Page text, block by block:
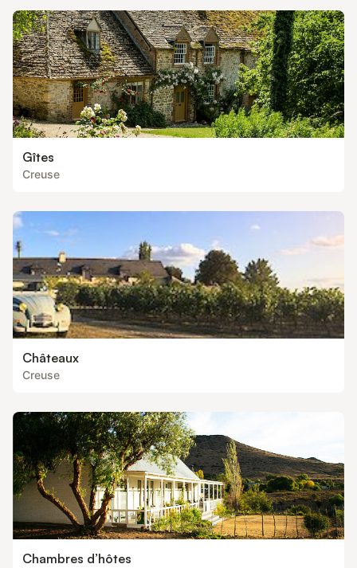
Gîtes
Creuse
Châteaux
Creuse
Chambres d’hôtes